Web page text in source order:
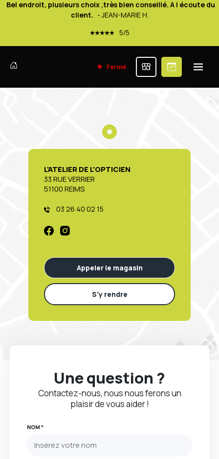
5/5
A l écoute, très agréable, serviable et montures de bonnes
Très bon accueil. De bon conseils je recommande ! mes
lunettes sont au top ! - VALERIE D.
Bel endroit, plusieurs choix ,très bien conseillé. A l écoute du
client.
- JEAN-MARIE H.
5/5
A l écoute, très agréable, serviable et montures de bonnes
qualitées
Très bon accueil. De bon conseils je recommande ! mes
lunettes sont au top !
Fermé
L'ATELIER DE L'OPTICIEN
33 RUE VERRIER
51100 REIMS
03 26 40 02 15
Appeler le magasin
S'y rendre
Une question ?
Contactez-nous, nous nous ferons un
plaisir de vous aider !
NOM *